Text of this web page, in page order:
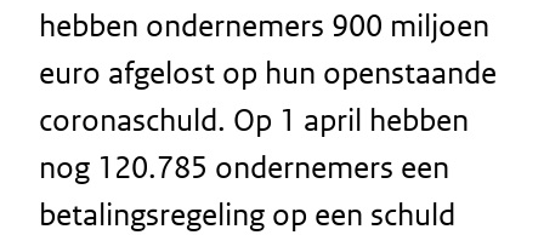
hebben ondernemers 900 miljoen
euro afgelost op hun openstaande
coronaschuld. Op 1 april hebben
nog 120.785 ondernemers een
betalingsregeling op een schuld